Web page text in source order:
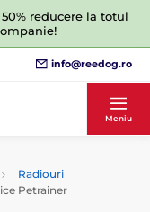
reducere la totul
info@reedog.ro
Meniu
Radiouri
Petrainer